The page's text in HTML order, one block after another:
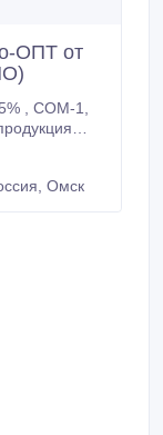
ОПТ от
1,
Омск